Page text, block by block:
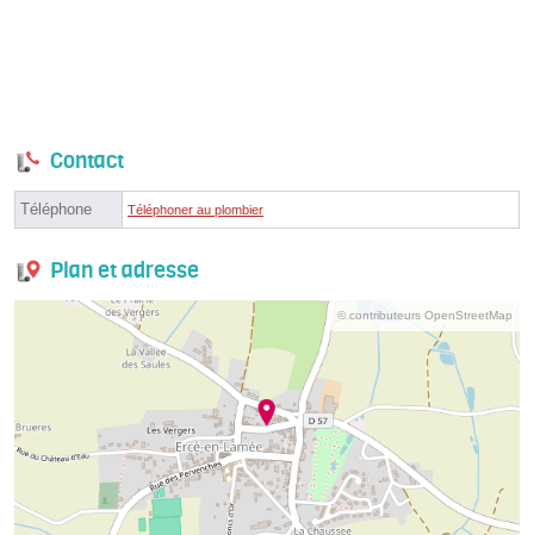
Contact
Téléphone Téléphoner au plombier
Plan et adresse
© contributeurs OpenStreetMap